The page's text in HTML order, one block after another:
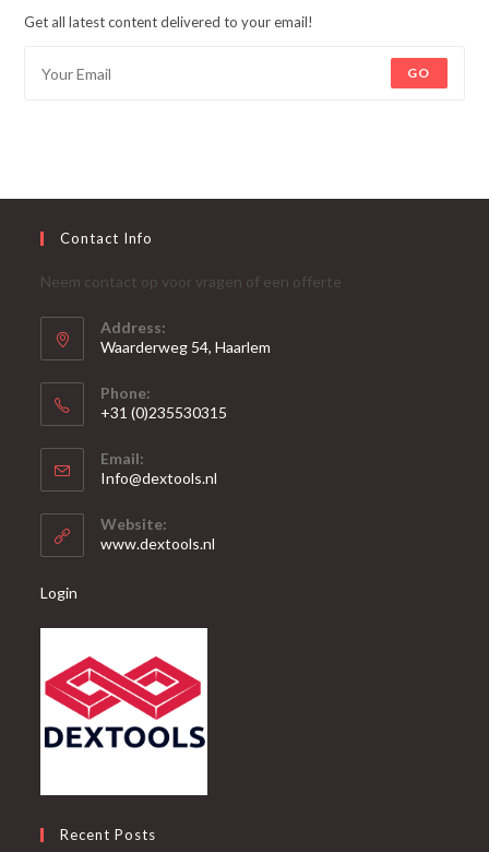
Get all latest content delivered to your email!
GO
Contact Info
Neem contact op voor vragen of een offerte
Address:
Waarderweg 54, Haarlem
Phone:
+31 (0)235530315
in
je
toepassing
Email:
Info@dextools.nl
Website:
www.dextools.nl
Login
Recent Posts